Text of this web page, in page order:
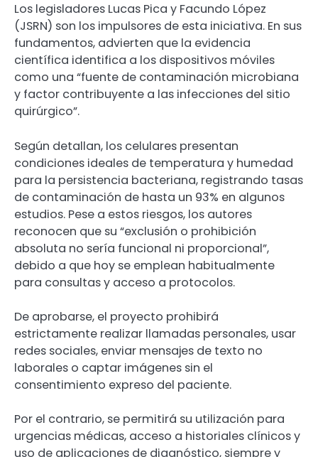
Los legisladores Lucas Pica y Facundo López
(JSRN) son los impulsores de esta iniciativa. En sus
fundamentos, advierten que la evidencia
científica identifica a los dispositivos móviles
como una “fuente de contaminación microbiana
y factor contribuyente a las infecciones del sitio
quirúrgico”.
Según detallan, los celulares presentan
condiciones ideales de temperatura y humedad
para la persistencia bacteriana, registrando tasas
de contaminación de hasta un 93% en algunos
estudios. Pese a estos riesgos, los autores
reconocen que su “exclusión o prohibición
absoluta no sería funcional ni proporcional”,
debido a que hoy se emplean habitualmente
para consultas y acceso a protocolos.
De aprobarse, el proyecto prohibirá
estrictamente realizar llamadas personales, usar
redes sociales, enviar mensajes de texto no
laborales o captar imágenes sin el
consentimiento expreso del paciente.
Por el contrario, se permitirá su utilización para
urgencias médicas, acceso a historiales clínicos y
uso de aplicaciones de diagnóstico, siempre y